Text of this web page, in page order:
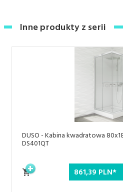
Inne produkty z serii
DUSO - Kabina kwadratowa
DS401QT
861,39 PLN*